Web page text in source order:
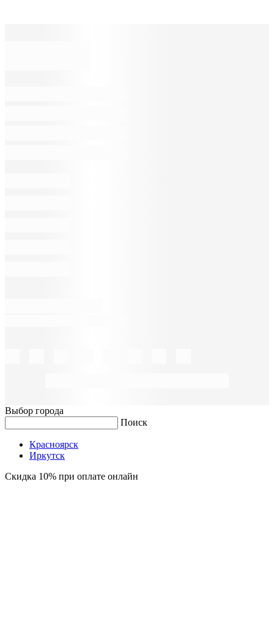
Выбор города
Поиск
Красноярск
Иркутск
Скидка 10% при оплате онлайн